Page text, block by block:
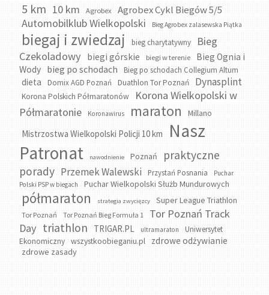
5 km 10 km Agrobex Agrobex Cykl Biegów 5/5
Automobilklub Wielkopolski Bieg Agrobex zalasewska Piątka
biegaj i zwiedzaj bieg charytatywny
Bieg
Czekoladowy
biegi górskie biegi w terenie
Bieg Ognia i
Wody bieg po schodach Bieg po schodach Collegium Altum
dieta Domix AGD Poznań Duathlon Tor Poznań Dynasplint
Korona Polskich Półmaratonów
Korona Wielkopolski w
Półmaratonie
Koronawirus maraton Millano
Mistrzostwa Wielkopolski Policji 10 km
Nasz
Patronat
nawodnienie Poznań
praktyczne
porady Przemek Walewski Przystań Posnania
Puchar
Polski PSP w biegach
Puchar Wielkopolski Służb Mundurowych
półmaraton strategia zwycięzcy Super League Triathlon
Tor Poznań Tor Poznań Bieg Formuła 1
Tor Poznań Track
Day triathlon TRIGAR.PL ultramaraton
Uniwersytet
Ekonomiczny
wszystkoobieganiu.pl zdrowe odżywianie
zdrowe zasady